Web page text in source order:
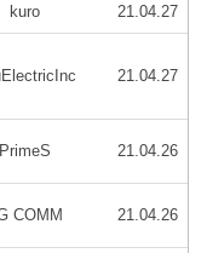
kuro 21.04.27
21.04.27
PrimeS 21.04.26
COMM 21.04.26